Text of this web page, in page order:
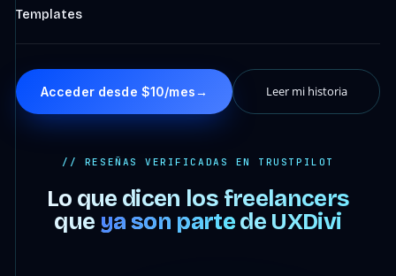
Templates
Acceder desde $10/mes→ Leer mi historia
// RESEÑAS VERIFICADAS EN TRUSTPILOT
Lo que dicen los freelancers
que ya son partede UXDivi